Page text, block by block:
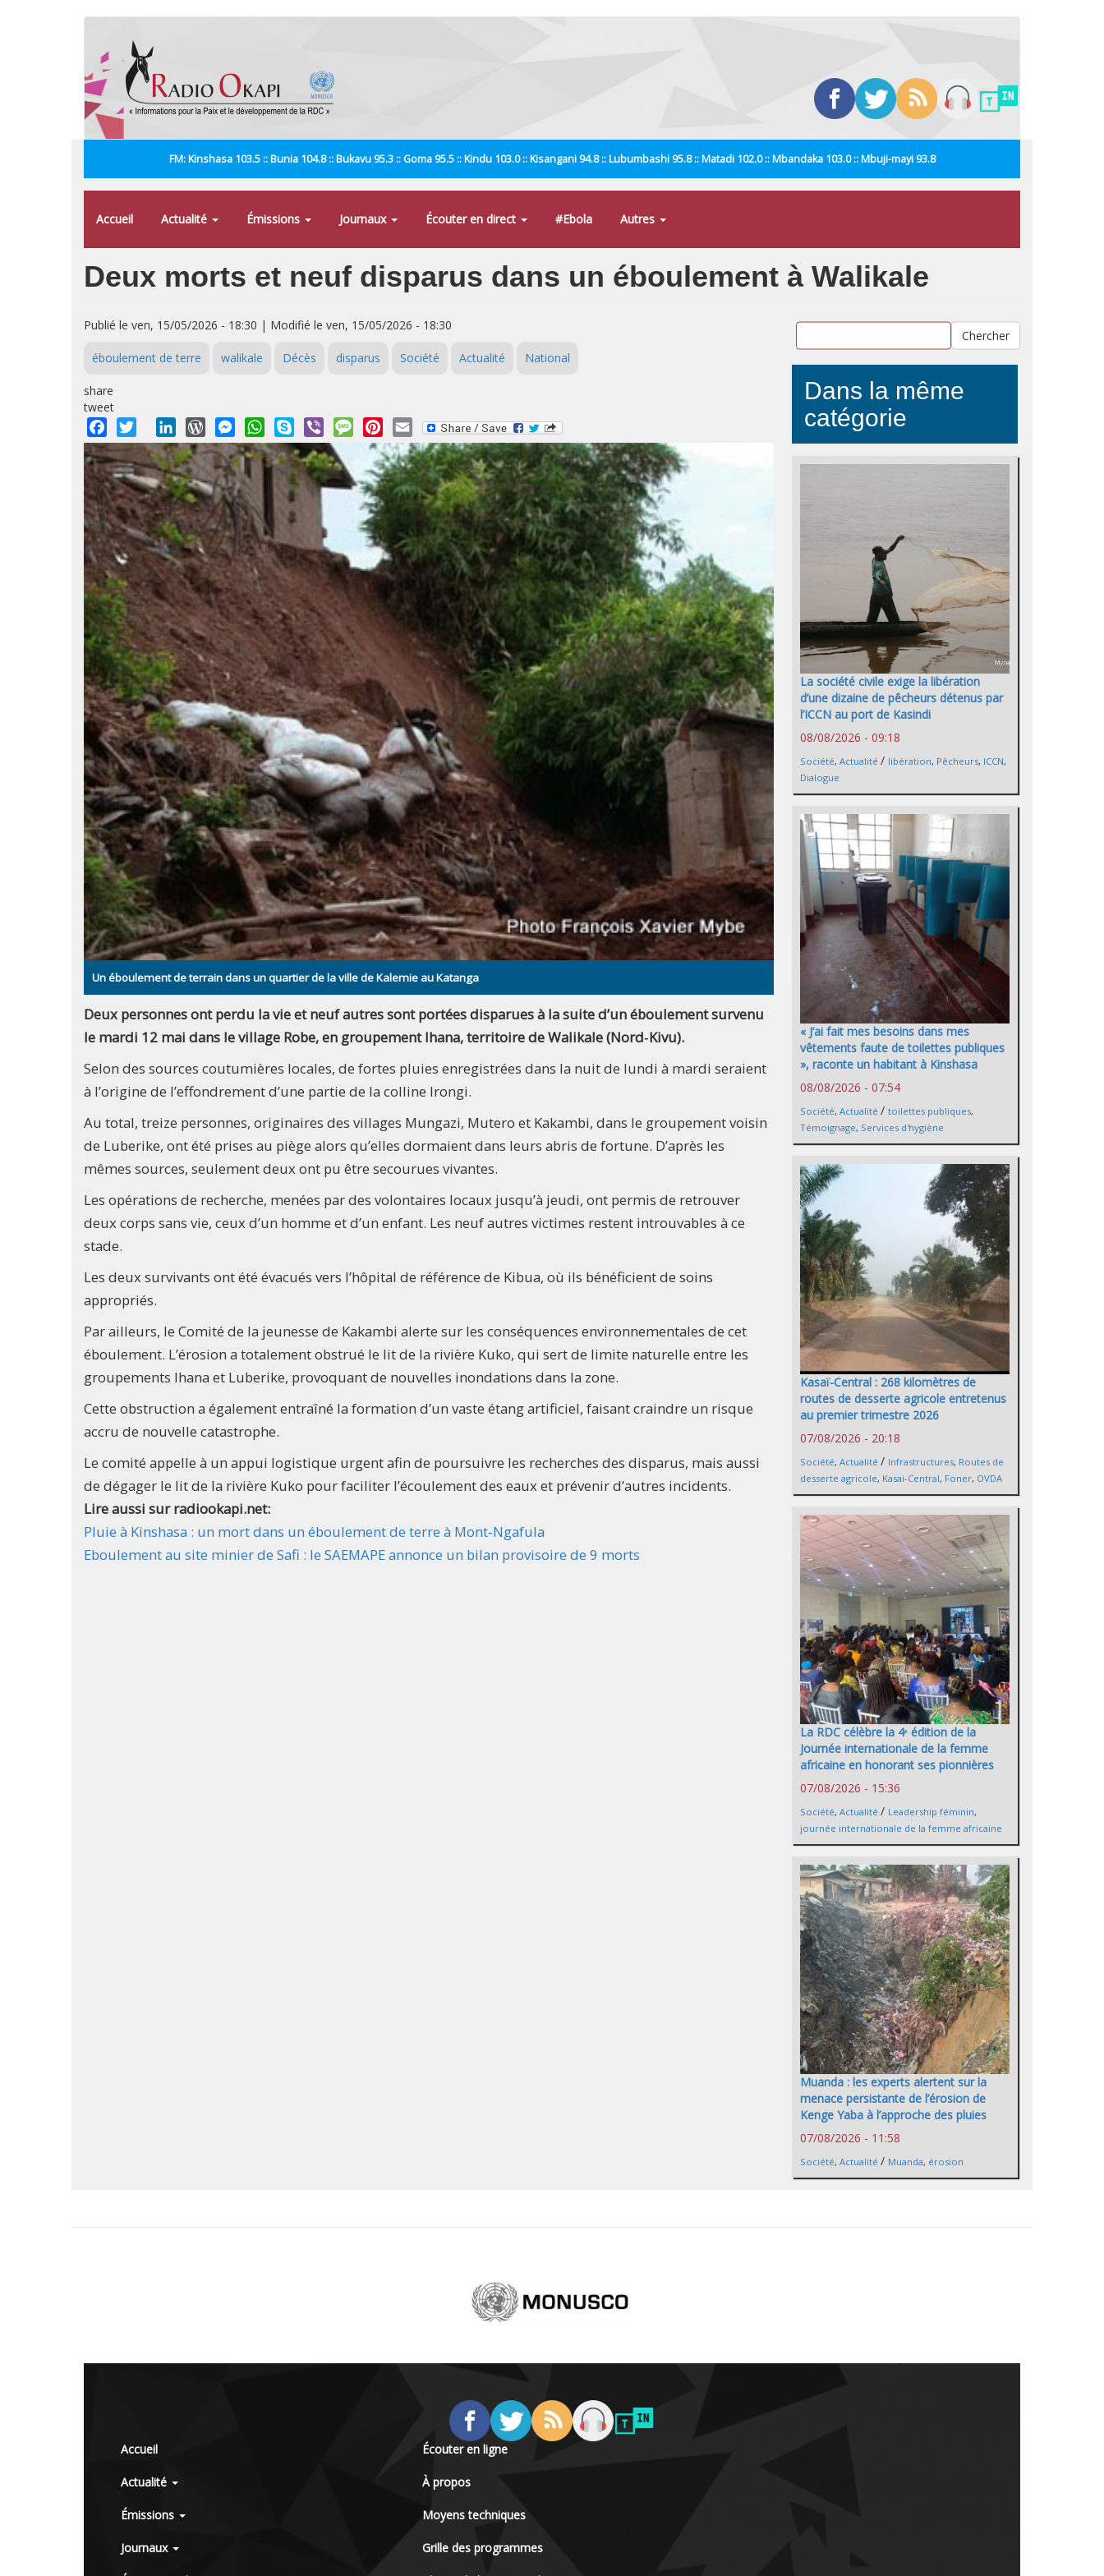
FM: Kinshasa 103.5 :: Bunia 104.8 :: Bukavu 95.3 :: Goma 95.5 :: Kindu 103.0 :: Kisangani 94.8 :: Lubumbashi 95.8 :: Matadi 102.0 :: Mbandaka 103.0 :: Mbuji-mayi 93.8
Accueil Actualité Émissions Journaux Écouter en direct #Ebola Autres
Deux morts et neuf disparus dans un éboulement à Walikale
Publié le ven, 15/05/2026 - 18:30 | Modifié le ven, 15/05/2026 - 18:30
éboulement de terre walikale Décès disparus Société Actualité National
share
tweet
Facebook
Twitter LinkedInWordPressMessengerWhatsApp
Skype Viber MessagePinterest
Email
Un éboulement de terrain dans un quartier de la ville de Kalemie au Katanga
Deux personnes ont perdu la vie et neuf autres sont portées disparues à la suite d’un éboulement survenu
le mardi 12 mai dans le village Robe, en groupement Ihana, territoire de Walikale (Nord‑Kivu).
Selon des sources coutumières locales, de fortes pluies enregistrées dans la nuit de lundi à mardi seraient
à l’origine de l’effondrement d’une partie de la colline Irongi.
Au total, treize personnes, originaires des villages Mungazi, Mutero et Kakambi, dans le groupement voisin
de Luberike, ont été prises au piège alors qu’elles dormaient dans leurs abris de fortune. D’après les
mêmes sources, seulement deux ont pu être secourues vivantes.
Les opérations de recherche, menées par des volontaires locaux jusqu’à jeudi, ont permis de retrouver
deux corps sans vie, ceux d’un homme et d’un enfant. Les neuf autres victimes restent introuvables à ce
stade.
Les deux survivants ont été évacués vers l’hôpital de référence de Kibua, où ils bénéficient de soins
appropriés.
Par ailleurs, le Comité de la jeunesse de Kakambi alerte sur les conséquences environnementales de cet
éboulement. L’érosion a totalement obstrué le lit de la rivière Kuko, qui sert de limite naturelle entre les
groupements Ihana et Luberike, provoquant de nouvelles inondations dans la zone.
Cette obstruction a également entraîné la formation d’un vaste étang artificiel, faisant craindre un risque
accru de nouvelle catastrophe.
Le comité appelle à un appui logistique urgent afin de poursuivre les recherches des disparus, mais aussi
de dégager le lit de la rivière Kuko pour faciliter l’écoulement des eaux et prévenir d’autres incidents.
Lire aussi sur radiookapi.net:
Pluie à Kinshasa : un mort dans un éboulement de terre à Mont‑Ngafula
Eboulement au site minier de Safi : le SAEMAPE annonce un bilan provisoire de 9 morts
Chercher
Dans la même
catégorie
La société civile exige la libération
d’une dizaine de pêcheurs détenus par
l’ICCN au port de Kasindi
08/08/2026 - 09:18
Société, Actualité / libération, Pêcheurs, ICCN,
Dialogue
« J’ai fait mes besoins dans mes
vêtements faute de toilettes publiques
», raconte un habitant à Kinshasa
08/08/2026 - 07:54
Société, Actualité / toilettes publiques,
Témoignage, Services d'hygiène
Kasaï-Central : 268 kilomètres de
routes de desserte agricole entretenus
au premier trimestre 2026
07/08/2026 - 20:18
Société, Actualité / Infrastructures, Routes de
desserte agricole, Kasai-Central, Foner, OVDA
La RDC célèbre la 4ᵉ édition de la
Journée internationale de la femme
africaine en honorant ses pionnières
07/08/2026 - 15:36
Société, Actualité / Leadership féminin,
journée internationale de la femme africaine
Muanda : les experts alertent sur la
menace persistante de l’érosion de
Kenge Yaba à l’approche des pluies
07/08/2026 - 11:58
Société, Actualité / Muanda, érosion
Accueil
Actualité
Émissions
Journaux
Écouter en ligne
À propos
Moyens techniques
Grille des programmes